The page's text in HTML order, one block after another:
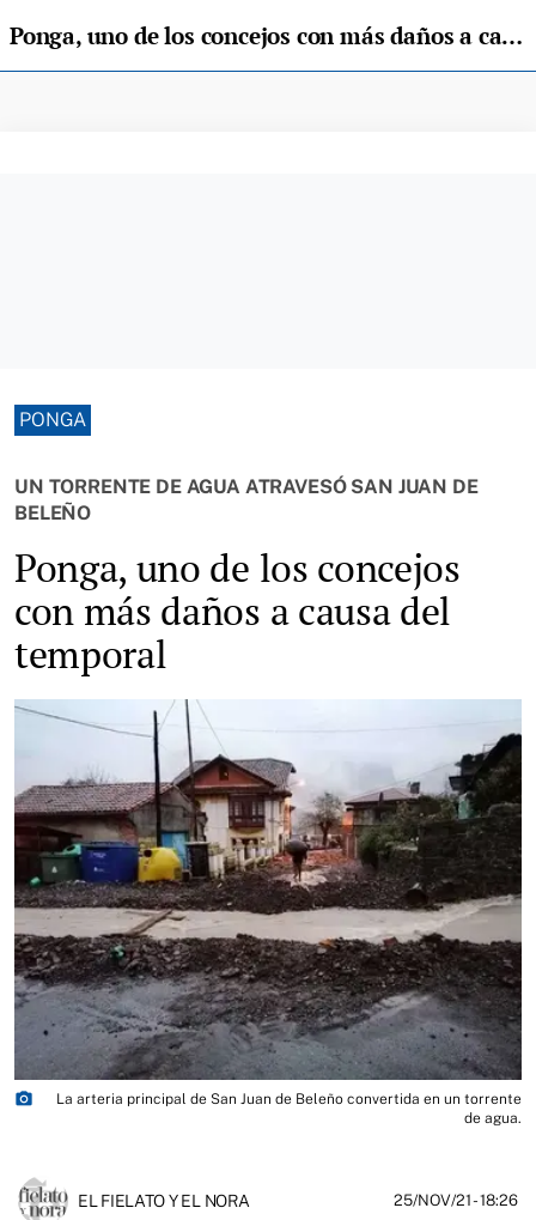
Ponga, uno de los concejos con más daños a causa del temporal
PONGA
UN TORRENTE DE AGUA ATRAVESÓ SAN JUAN DE
BELEÑO
Ponga, uno de los concejos
con más daños a causa del
temporal
photo_camera
La arteria principal de San Juan de Beleño convertida en un torrente
de agua.
EL FIELATO Y EL NORA 25/NOV/21- 18:26